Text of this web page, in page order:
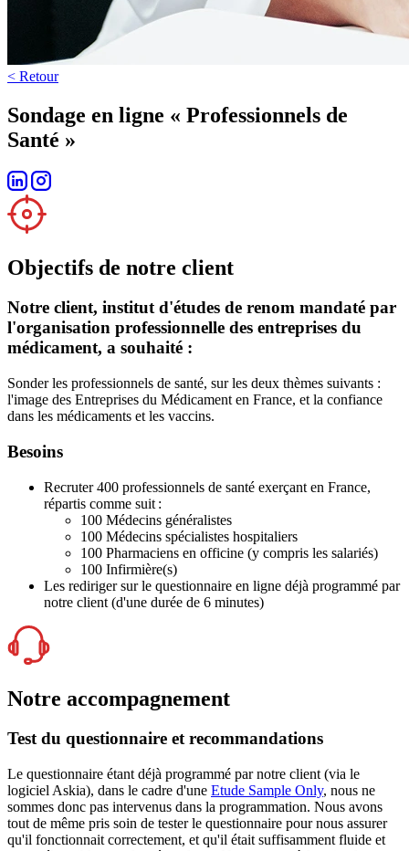
< Retour
Sondage en ligne « Professionnels de
Santé »
Objectifs de notre client
Notre client, institut d'études de renom mandaté par
l'organisation professionnelle des entreprises du
médicament, a souhaité :
Sonder les professionnels de santé, sur les deux thèmes suivants :
l'image des Entreprises du Médicament en France, et la confiance
dans les médicaments et les vaccins.
Besoins
Recruter 400 professionnels de santé exerçant en France,
répartis comme suit :
100 Médecins généralistes
100 Médecins spécialistes hospitaliers
100 Pharmaciens en officine (y compris les salariés)
100 Infirmière(s)
Les rediriger sur le questionnaire en ligne déjà programmé par
notre client (d'une durée de 6 minutes)
Notre accompagnement
Test du questionnaire et recommandations
Le questionnaire étant déjà programmé par notre client (via le
logiciel Askia), dans le cadre d'une Etude Sample Only, nous ne
sommes donc pas intervenus dans la programmation. Nous avons
tout de même pris soin de tester le questionnaire pour nous assurer
qu'il fonctionnait correctement, et qu'il était suffisamment fluide et